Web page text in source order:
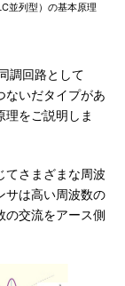
並列型）の基本原理
調回路として
ないだタイプがあ
理をご説明しま
さまざまな周波
サは高い周波数の
の交流をアース側